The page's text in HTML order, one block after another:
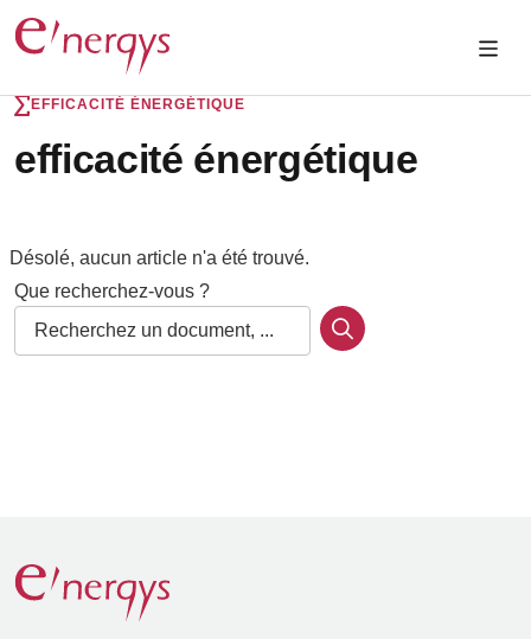
EFFICACITÉ ÉNERGÉTIQUE
efficacité énergétique
Désolé, aucun article n'a été trouvé.
Que recherchez-vous ?